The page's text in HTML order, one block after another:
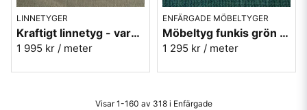
LINNETYGER
Kraftigt linnetyg - varm grågrön möbeltyg - Enzimi Taupe 739
1 995 kr / meter
ENFÄRGADE MÖBELTYGER
Möbeltyg funkis grön - Laguna - Funk nr.9708
1 295 kr / meter
Visar 1-160 av 318 i Enfärgade